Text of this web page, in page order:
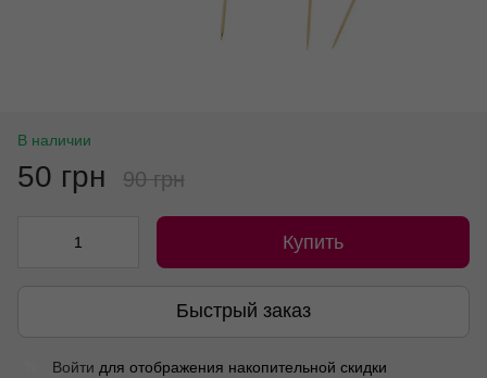
В наличии
50 грн 90 грн
Купить
Быстрый заказ
Войти для отображения накопительной скидки